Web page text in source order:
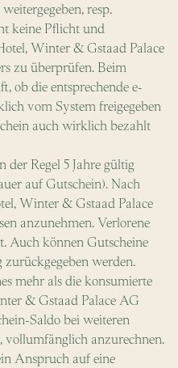
resp.
keine Pflicht und
Winter & Gstaad Palace
zu überprüfen. Beim
ob die entsprechende e-
vom System freigegeben
auch wirklich bezahlt
der Regel 5 Jahre gültig
auf Gutschein). Nach
Winter & Gstaad Palace
anzunehmen. Verlorene
Auch können Gutscheine
werden.
mehr als die konsumierte
& Gstaad Palace AG
Saldo bei weiteren
vollumfänglich anzurechnen.
Anspruch auf eine